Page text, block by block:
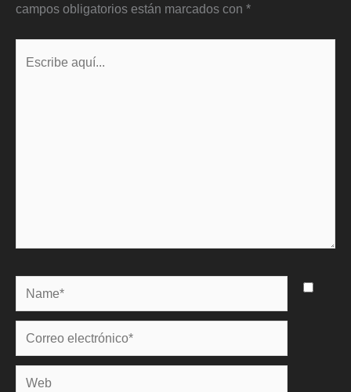
campos obligatorios están marcados con *
Name*
Correo
electrónico*
Web